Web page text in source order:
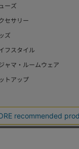
ーズ
セサリー
ズ
フスタイル
ャマ・ルームウェア
トアップ